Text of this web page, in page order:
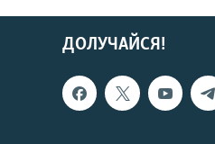
ДОЛУЧАЙСЯ!